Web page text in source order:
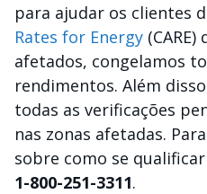
para ajudar os clientes
Rates for Energy
afetados, congelamos
rendimentos. Além
todas as verificações
nas zonas afetadas.
sobre como se
1-800-251-3311.